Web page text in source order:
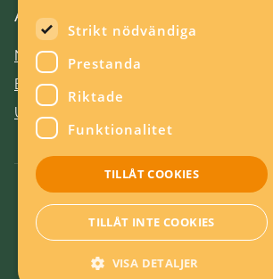
Aktuellt
Nyheter
Evenemang
Utlysningar
Om kakor
Energieffektiv webb
Strikt nödvändiga
Prestanda
Riktade
Funktionalitet
TILLÅT COOKIES
TILLÅT INTE COOKIES
VISA DETALJER